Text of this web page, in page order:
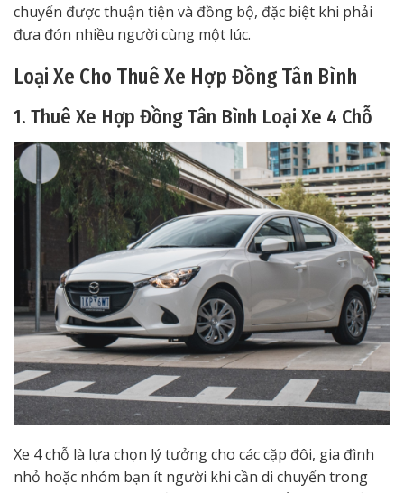
chuyển được thuận tiện và đồng bộ, đặc biệt khi phải
đưa đón nhiều người cùng một lúc.
Loại Xe Cho Thuê Xe Hợp Đồng Tân Bình
1. Thuê Xe Hợp Đồng Tân Bình Loại Xe 4 Chỗ
Xe 4 chỗ là lựa chọn lý tưởng cho các cặp đôi, gia đình
nhỏ hoặc nhóm bạn ít người khi cần di chuyển trong